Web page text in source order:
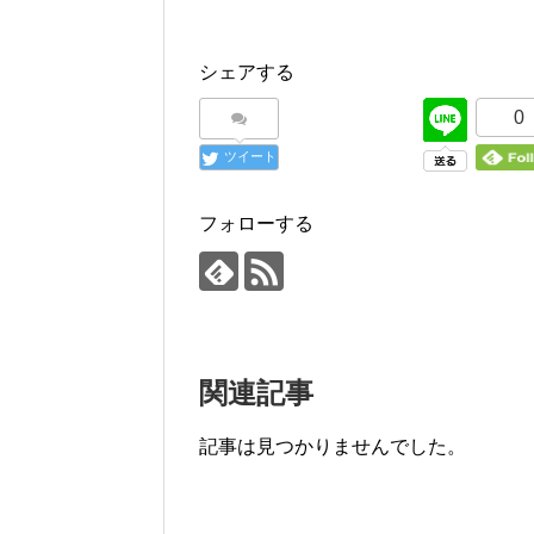
シェアする
ツイート
0
フォローする
関連記事
記事は見つかりませんでした。